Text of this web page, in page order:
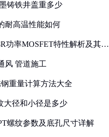
铸铁井盖重多少
耐高温性能如何
功率MOSFET特性解析及其在
风 管道施工
钢重量计算方法大全
大径和小径是多少
螺纹参数及底孔尺寸详解